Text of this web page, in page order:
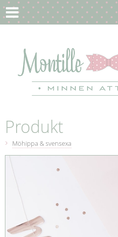
Produkt
Möhippa & svensexa